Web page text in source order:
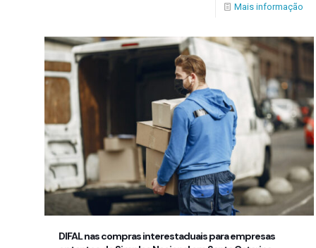
Mais informação
DIFAL nas compras interestaduais para empresas